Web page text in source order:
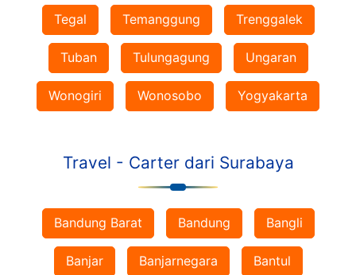
Tegal Temanggung Trenggalek
Tuban Tulungagung Ungaran
Wonogiri Wonosobo Yogyakarta
Travel - Carter dari Surabaya
Bandung Barat Bandung Bangli
Banjar Banjarnegara Bantul